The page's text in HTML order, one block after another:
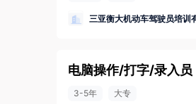
三亚衡大机动车驾驶员培训
电脑操作/打字/录入员
3-5年 大专